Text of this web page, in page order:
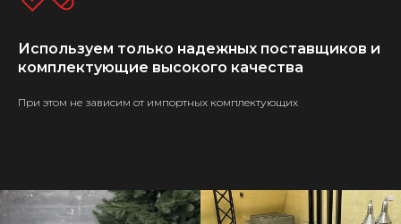
Используем только надежных поставщиков и
комплектующие высокого качества
При этом не зависим от импортных комплектующих